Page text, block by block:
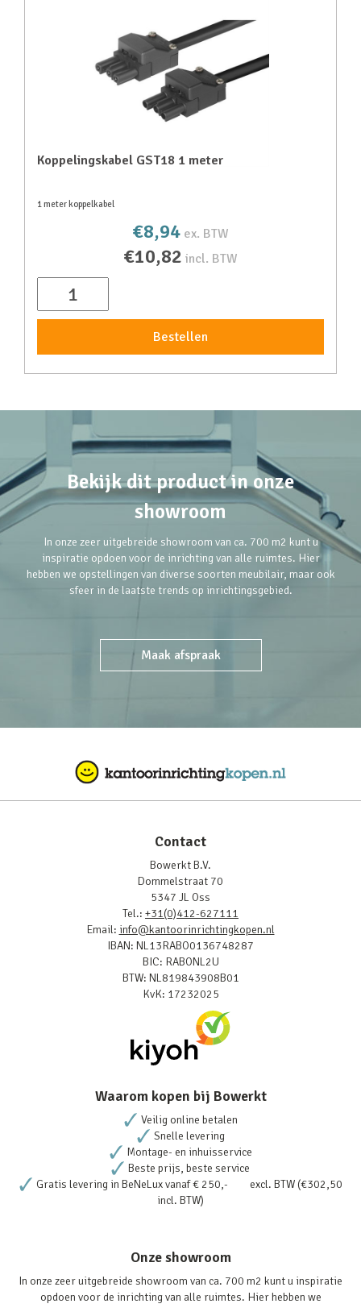
Koppelingskabel GST18 1 meter
1 meter koppelkabel
€8,94 ex. BTW
€10,82 incl. BTW
Bestellen
Bekijk dit product in onze
showroom
In onze zeer uitgebreide showroom van ca. 700 m2 kunt u
inspiratie opdoen voor de inrichting van alle ruimtes. Hier
hebben we opstellingen van diverse soorten meubilair, maar ook
sfeer in de laatste trends op inrichtingsgebied.
Maak afspraak
Contact
Bowerkt B.V.
Dommelstraat 70
5347 JL Oss
Tel.: +31(0)412-627111
Email: info@kantoorinrichtingkopen.nl
IBAN: NL13RABO0136748287
BIC: RABONL2U
BTW: NL819843908B01
KvK: 17232025
Waarom kopen bij Bowerkt
Veilig online betalen
Snelle levering
Montage- en inhuisservice
Beste prijs, beste service
Gratis levering in BeNeLux vanaf € 250,- excl. BTW (€302,50
incl. BTW)
Onze showroom
In onze zeer uitgebreide showroom van ca. 700 m2 kunt u inspiratie
opdoen voor de inrichting van alle ruimtes. Hier hebben we